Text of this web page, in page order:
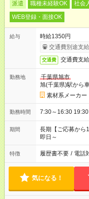
派遣 職種未経験OK 社会
WEB登録・面接OK
給与
時給1350円
交通費別途支
交通費 交通費支
勤務地
千葉県旭市
旭(千葉県)駅から
素材系メーカー
勤務時間
期間
長期【ご応募から
即日～
特徴 履歴書不要 / 電話
気になる！